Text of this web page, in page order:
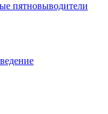
пятновыводители